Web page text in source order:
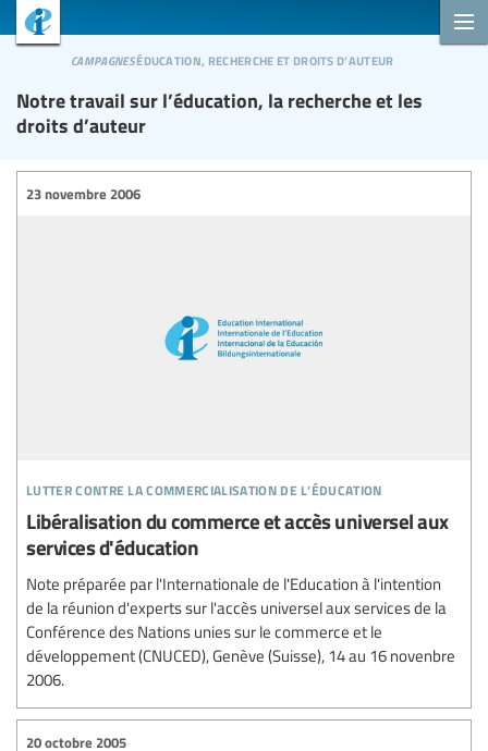
Notre travail sur l’éducation, la recherche et les
droits d’auteur
campagneséducation, recherche et droits d’auteur
lutter contre la commercialisation de l’éducation
23 novembre 2006
Libéralisation du commerce et accès universel aux
services d'éducation
Note préparée par l'Internationale de l'Education à l'intention
de la réunion d'experts sur l'accès universel aux services de la
Conférence des Nations unies sur le commerce et le
développement (CNUCED), Genève (Suisse), 14 au 16 novenbre
2006.
20 octobre 2005